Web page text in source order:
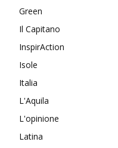
Green
Il Capitano
InspirAction
Isole
Italia
L'Aquila
L'opinione
Latina